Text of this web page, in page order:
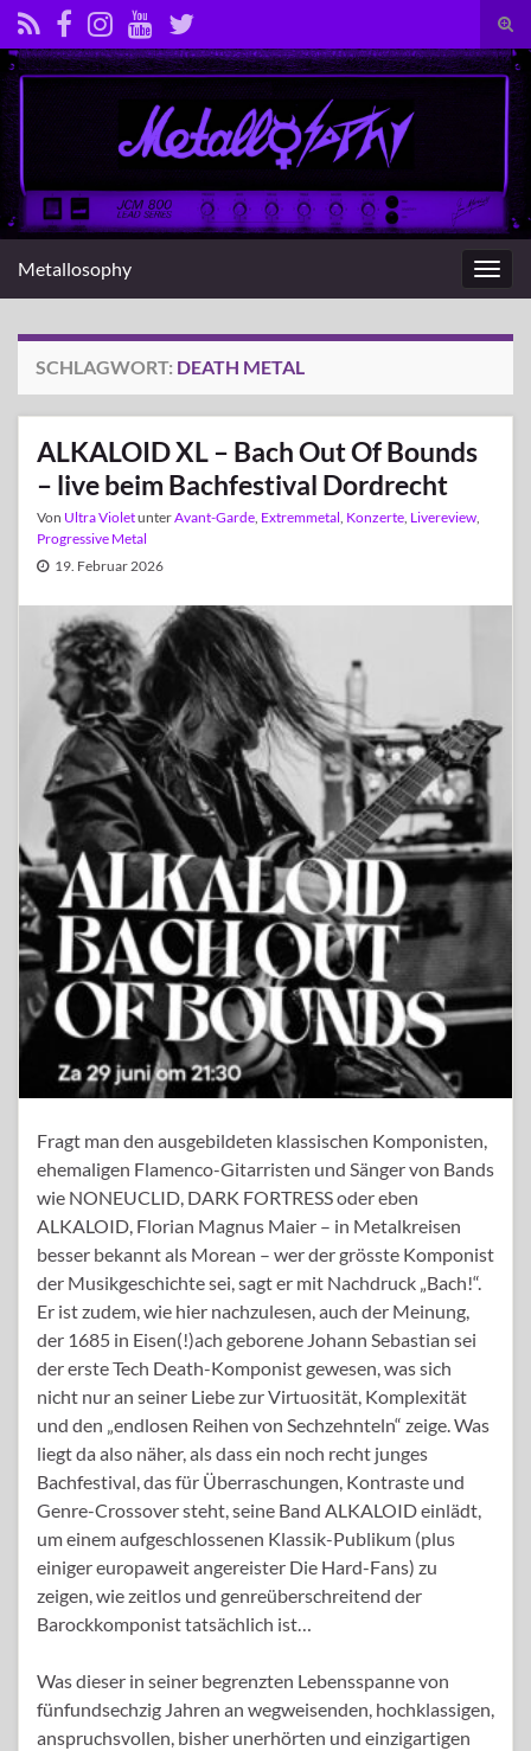
Search for:
Metallosophy
SCHLAGWORT: DEATH METAL
ALKALOID XL – Bach Out Of Bounds
– live beim Bachfestival Dordrecht
Von Ultra VioletunterAvant-Garde Extremmetal Konzerte Livereview
Progressive Metal
19. Februar 2026
Fragt man den ausgebildeten klassischen Komponisten,
ehemaligen Flamenco-Gitarristen und Sänger von Bands
wie NONEUCLID, DARK FORTRESS oder eben
ALKALOID, Florian Magnus Maier – in Metalkreisen
besser bekannt als Morean – wer der grösste Komponist
der Musikgeschichte sei, sagt er mit Nachdruck „Bach!“.
Er ist zudem, wie hier nachzulesen, auch der Meinung,
der 1685 in Eisen(!)ach geborene Johann Sebastian sei
der erste Tech Death-Komponist gewesen, was sich
nicht nur an seiner Liebe zur Virtuosität, Komplexität
und den „endlosen Reihen von Sechzehnteln“ zeige. Was
liegt da also näher, als dass ein noch recht junges
Bachfestival, das für Überraschungen, Kontraste und
Genre-Crossover steht, seine Band ALKALOID einlädt,
um einem aufgeschlossenen Klassik-Publikum (plus
einiger europaweit angereister Die Hard-Fans) zu
zeigen, wie zeitlos und genreüberschreitend der
Barockkomponist tatsächlich ist…
Was dieser in seiner begrenzten Lebensspanne von
fünfundsechzig Jahren an wegweisenden, hochklassigen,
anspruchsvollen, bisher unerhörten und einzigartigen